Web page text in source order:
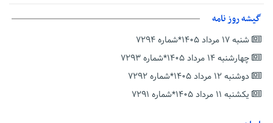
پشتیبانی از زنجیره ارزش بادام زمینی در اولویت سیاست‌های
بخش دوم گفت‌وگوی پزشکیان با مردم امشب پخش می‌شود
جزئیات فعال‌سازی «کیف پول ایران» اعلام شد
حمایت از مرزنشینان نباید به زیان تولید باشد/مواد اولیه با کولبری
وارد شود
گیشه روز نامه
شنبه ۱۷ مرداد ۱۴۰۵*شماره ۷۲۹۴
چهارشنبه ۱۴ مرداد ۱۴۰۵*شماره ۷۲۹۳
دوشنبه ۱۲ مرداد ۱۴۰۵*شماره ۷۲۹۲
یکشنبه ۱۱ مرداد ۱۴۰۵*شماره ۷۲۹۱